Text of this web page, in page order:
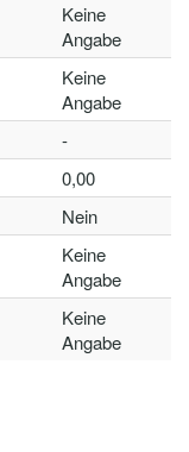
Keine
Angabe
Keine
Angabe
-
0,00
Nein
Keine
Angabe
Keine
Angabe